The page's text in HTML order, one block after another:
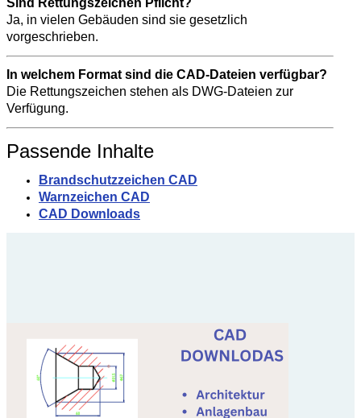
Ja, in vielen Gebäuden sind sie gesetzlich
vorgeschrieben.
In welchem Format sind die CAD-Dateien verfügbar?
Die Rettungszeichen stehen als DWG-Dateien zur
Verfügung.
Passende Inhalte
Brandschutzzeichen CAD
Warnzeichen CAD
CAD Downloads